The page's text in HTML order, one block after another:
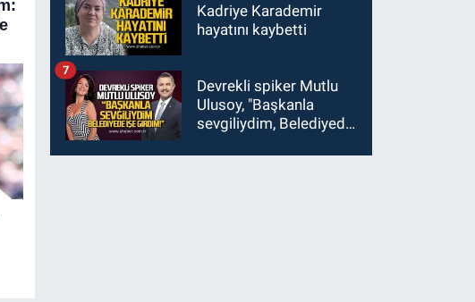
Kadriye Karademir
hayatını kaybetti
Devrekli spiker Mutlu
Ulusoy, "Başkanla
sevgiliydim, Belediyede
7